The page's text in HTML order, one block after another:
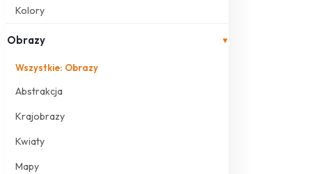
Kolory
Obrazy ▾
Wszystkie: Obrazy
Abstrakcja
Krajobrazy
Kwiaty
Mapy